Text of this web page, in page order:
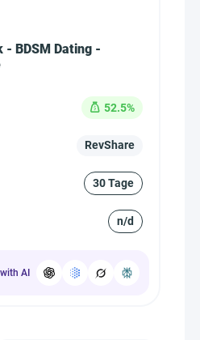
- BDSM Dating -
52.5%
RevShare
30 Tage
n/d
AI